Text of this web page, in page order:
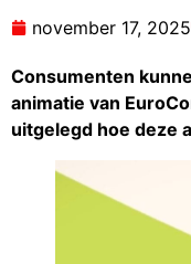
november 17, 2025
Consumenten
animatie van
uitgelegd hoe deze